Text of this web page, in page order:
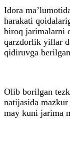
Idora
harakati
biroq jarimalarni
qarzdorlik yillar
qidiruvga
Olib borilgan
natijasida
may kuni jarima